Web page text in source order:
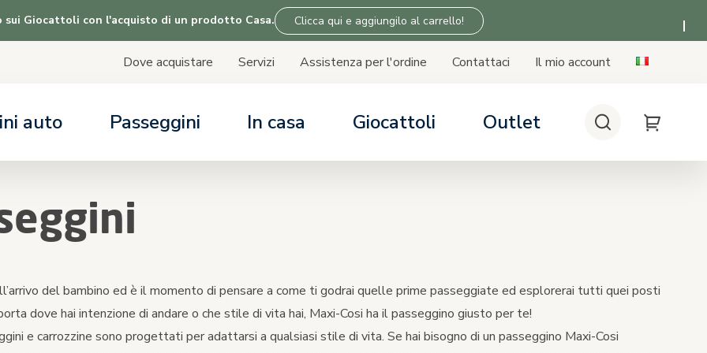
Giocattoli con l'acquisto di un prodotto Casa. Clicca qui e aggiungilo al carrello!
Dove acquistare Servizi Assistenza per l'ordine Contattaci
Il mio account
auto
per l'ordine
compatibilità
Passeggini
per l'ordine
In casa
per l'ordine
Giocattoli
per l'ordine
Outlet Cerca My Cart
del bambino ed è il momento di pensare a come ti godrai quelle prime passeggiate ed esplorerai tutti quei posti
dove hai intenzione di andare o che stile di vita hai, Maxi-Cosi ha il passeggino giusto per te!
e carrozzine sono progettati per adattarsi a qualsiasi stile di vita. Se hai bisogno di un passeggino Maxi-Cosi